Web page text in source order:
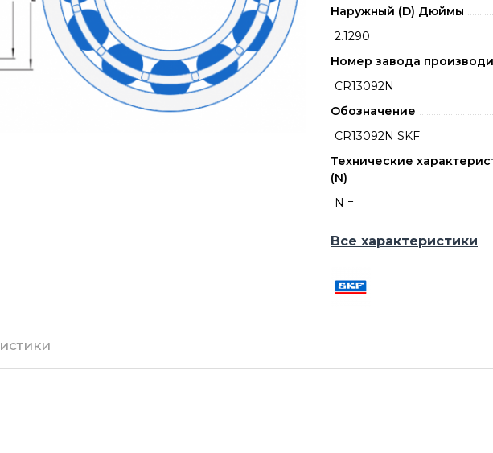
Наружный (D) Дюймы
2.1290
Номер завода
CR13092N
Обозначение
CR13092N SKF
Технические
(N)
N =
Все характеристики